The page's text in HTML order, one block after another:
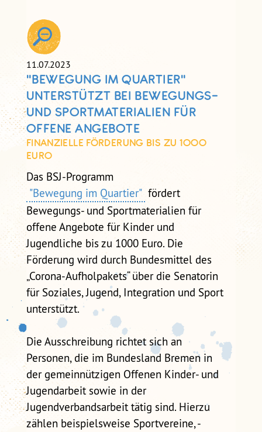
SELBSTCHECK PRÄVENTION
SEXUALISIERTER GEWALT IM
VEREIN
11.07.2023
"BEWEGUNG IM QUARTIER"
UNTERSTÜTZT BEI BEWEGUNGS-
UND SPORTMATERIALIEN FÜR
OFFENE ANGEBOTE
FINANZIELLE FÖRDERUNG BIS ZU 1000
EURO
Das BSJ-Programm
"Bewegung im Quartier" fördert
Bewegungs- und Sportmaterialien für
offene Angebote für Kinder und
Jugendliche bis zu 1000 Euro. Die
Förderung wird durch Bundesmittel des
„Corona-Aufholpakets“ über die Senatorin
für Soziales, Jugend, Integration und Sport
unterstützt.
Die Ausschreibung richtet sich an
Personen, die im Bundesland Bremen in
der gemeinnützigen Offenen Kinder- und
Jugendarbeit sowie in der
Jugendverbandsarbeit tätig sind. Hierzu
zählen beispielsweise Sportvereine, -